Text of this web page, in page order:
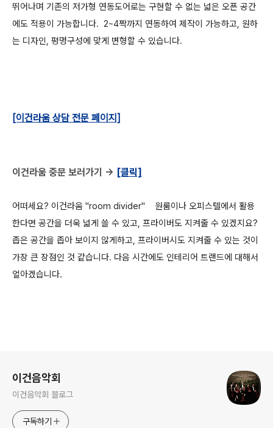
뛰어나며 기존의 저가형 연동도어로는 구현할 수 없는 넓은 오픈 공간
에도 적용이 가능합니다. 2~4짝까지 연동하여 제작이 가능하고, 원하
는 디자인, 평명구성에 맞게 변형할 수 있습니다.
[이건라움 상담 전문 페이지]
이건라움 중문 보러가기 -> [클릭]
어떠세요? 이건라움 "room divider" 원룸이나 오피스텔에서 활용
한다면 공간을 더욱 넓게 쓸 수 있고, 프라이버도 지켜줄 수 있겠지요?
좁은 공간을 좁아 보이지 않게하고, 프라이버시도 지켜줄 수 있는 것이
가장 큰 장점인 것 같습니다. 다음 시간에도 인테리어 트랜드에 대해서
얼아겠습니다.
이건음악회
이건음악회 블로그
구독하기